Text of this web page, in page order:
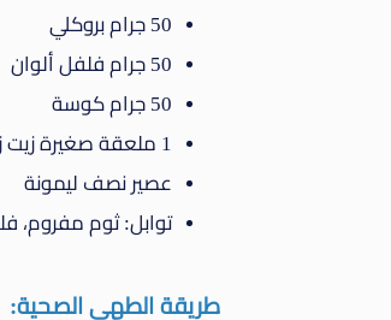
50 جرام بروكلي
50 جرام فلفل ألوان
50 جرام كوسة
1 ملعقة صغيرة زيت زيتون (5 جرام)
عصير نصف ليمونة
توابل: ثوم مفروم،
طريقة الطهي الصحية: